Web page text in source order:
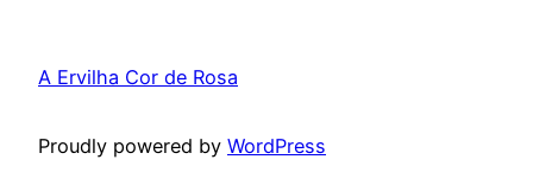
A Ervilha Cor de Rosa
Proudly powered by WordPress